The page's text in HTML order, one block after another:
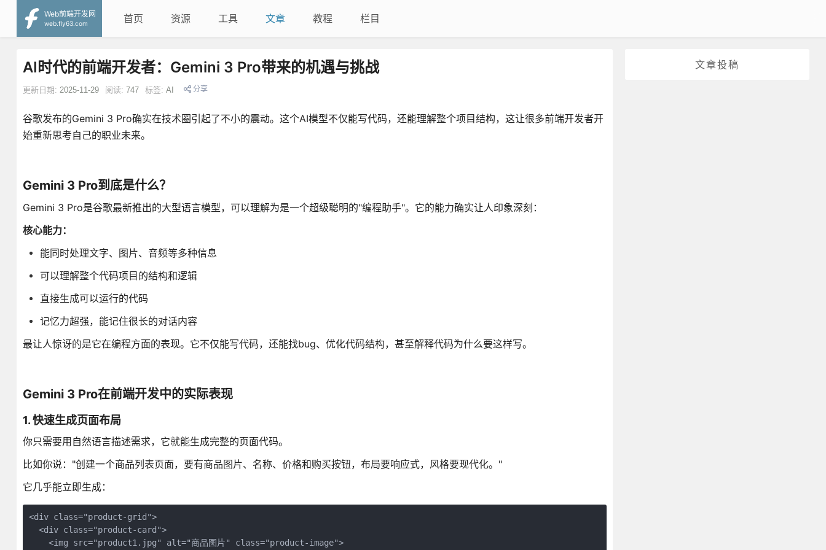
Web前端开发网
web.fly63.com
首页 资源 工具 文章 教程 栏目
文章投稿
AI时代的前端开发者：Gemini 3 Pro带来的机遇与挑战
更新日期: 2025-11-29 阅读: 747 标签: AI 分享
谷歌发布的Gemini 3 Pro确实在技术圈引起了不小的震动。这个AI模型不仅能写代码，还能理解整个项目结构，这让很多前端开发者开
始重新思考自己的职业未来。
Gemini 3 Pro到底是什么？
Gemini 3 Pro是谷歌最新推出的大型语言模型，可以理解为是一个超级聪明的"编程助手"。它的能力确实让人印象深刻：
核心能力：
能同时处理文字、图片、音频等多种信息
可以理解整个代码项目的结构和逻辑
直接生成可以运行的代码
记忆力超强，能记住很长的对话内容
最让人惊讶的是它在编程方面的表现。它不仅能写代码，还能找bug、优化代码结构，甚至解释代码为什么要这样写。
Gemini 3 Pro在前端开发中的实际表现
1. 快速生成页面布局
你只需要用自然语言描述需求，它就能生成完整的页面代码。
比如你说："创建一个商品列表页面，要有商品图片、名称、价格和购买按钮，布局要响应式，风格要现代化。"
它几乎能立即生成：
<div class="product-grid">
  <div class="product-card">
    <img src="product1.jpg" alt="商品图片" class="product-image">